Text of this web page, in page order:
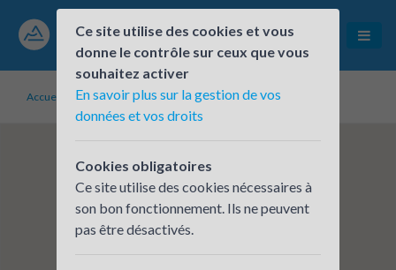
Accueil Établissements inscrits Syveco
Ce site utilise des cookies et vous
donne le contrôle sur ceux que vous
souhaitez activer
En savoir plus sur la gestion de vos
données et vos droits
Cookies obligatoires
Ce site utilise des cookies nécessaires à
son bon fonctionnement. Ils ne peuvent
pas être désactivés.